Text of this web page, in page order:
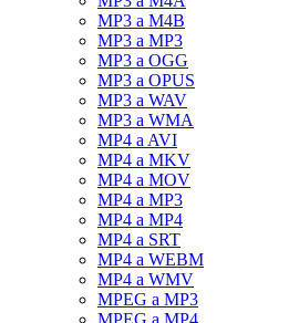
MP3 a M4B
MP3 a MP3
MP3 a OGG
MP3 a OPUS
MP3 a WAV
MP3 a WMA
MP4 a AVI
MP4 a MKV
MP4 a MOV
MP4 a MP3
MP4 a MP4
MP4 a SRT
MP4 a WEBM
MP4 a WMV
MPEG a MP3
MPEG a MP4